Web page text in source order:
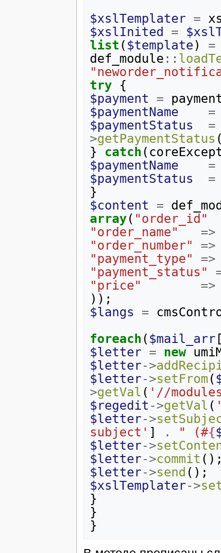
$xslTemplater =
$xslInited
=
list ( $template)
=
def_module ::
try {
$payment
=
$paymentName
=
$paymentStatus
=
>getPaymentStatus
}
catch (
$paymentName
=
$paymentStatus
=
}
$content
=
array( "order_id"
"order_name"
=>
"order_number"
=>
"payment_type"
=>
"payment_status"
"price"
=>
));
$langs
=
foreach ( $mail_arr
$letter = new
$letter->
$letter->setFrom (
>getVal ( '//
$regedit ->getVal (
$letter->
subject' ] . " (#{
$letter->
$letter->commit
$letter->send ();
$xslTemplater->
}
}
}